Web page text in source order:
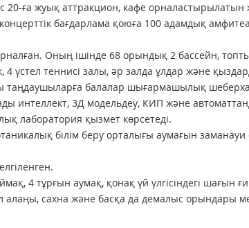
20-ға жуық аттракцион, кафе орналастырылатын
бағдарлама қоюға 100 адамдық
Оның ішінде 68 орындық 2 бассейн,
үстел теннисі залы, әр залда ұлдар және
таңдаушыларға балалар шығармашылық
интеллект, 3Д модельдеу, КИП және
лаборатория қызмет көрсетеді.
білім беру орталығы аумағын заманауи
4 тұрғын аумақ, қонақ үй үлгісіндегі шағын
алаңы, сахна және басқа да демалыс орындары